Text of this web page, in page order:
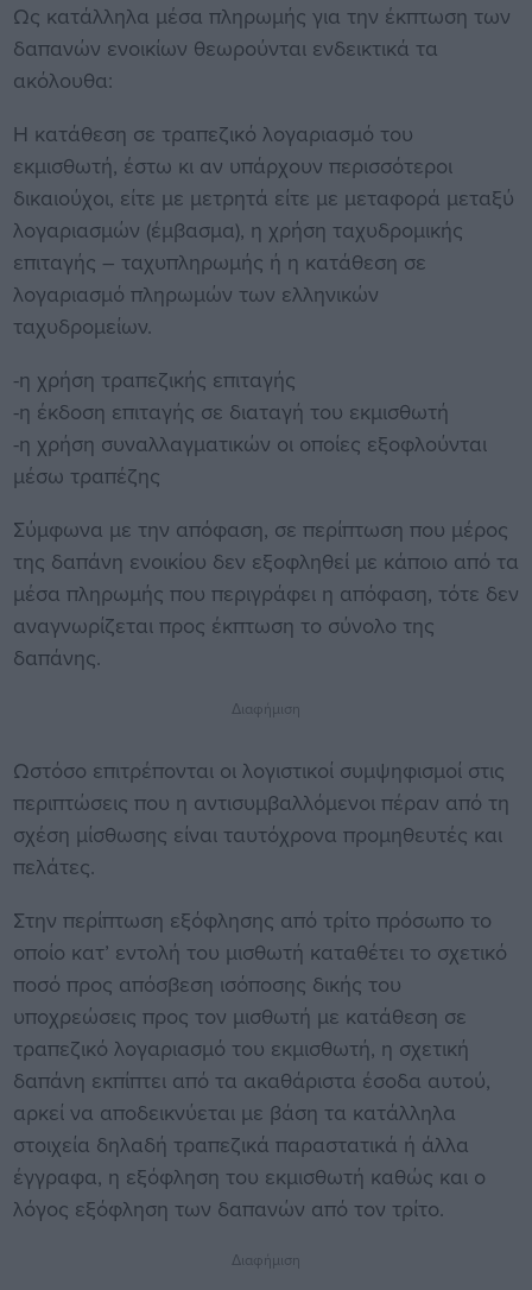
Ως κατάλληλα μέσα πληρωμής για την έκπτωση των
δαπανών ενοικίων θεωρούνται ενδεικτικά τα
ακόλουθα:
Η κατάθεση σε τραπεζικό λογαριασμό του
εκμισθωτή, έστω κι αν υπάρχουν περισσότεροι
δικαιούχοι, είτε με μετρητά είτε με μεταφορά μεταξύ
λογαριασμών (έμβασμα), η χρήση ταχυδρομικής
επιταγής – ταχυπληρωμής ή η κατάθεση σε
λογαριασμό πληρωμών των ελληνικών
ταχυδρομείων.
-η χρήση τραπεζικής επιταγής
-η έκδοση επιταγής σε διαταγή του εκμισθωτή
-η χρήση συναλλαγματικών οι οποίες εξοφλούνται
μέσω τραπέζης
Σύμφωνα με την απόφαση, σε περίπτωση που μέρος
της δαπάνη ενοικίου δεν εξοφληθεί με κάποιο από τα
μέσα πληρωμής που περιγράφει η απόφαση, τότε δεν
αναγνωρίζεται προς έκπτωση το σύνολο της
δαπάνης.
Διαφήμιση
Ωστόσο επιτρέπονται οι λογιστικοί συμψηφισμοί στις
περιπτώσεις που η αντισυμβαλλόμενοι πέραν από τη
σχέση μίσθωσης είναι ταυτόχρονα προμηθευτές και
πελάτες.
Στην περίπτωση εξόφλησης από τρίτο πρόσωπο το
οποίο κατ’ εντολή του μισθωτή καταθέτει το σχετικό
ποσό προς απόσβεση ισόποσης δικής του
υποχρεώσεις προς τον μισθωτή με κατάθεση σε
τραπεζικό λογαριασμό του εκμισθωτή, η σχετική
δαπάνη εκπίπτει από τα ακαθάριστα έσοδα αυτού,
αρκεί να αποδεικνύεται με βάση τα κατάλληλα
στοιχεία δηλαδή τραπεζικά παραστατικά ή άλλα
έγγραφα, η εξόφληση του εκμισθωτή καθώς και ο
λόγος εξόφληση των δαπανών από τον τρίτο.
Διαφήμιση